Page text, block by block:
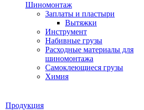
Шиномонтаж
Заплаты и пластыри
Вытяжки
Инструмент
Набивные грузы
Расходные материалы для
шиномонтажа
Самоклеющиеся грузы
Химия
Продукция